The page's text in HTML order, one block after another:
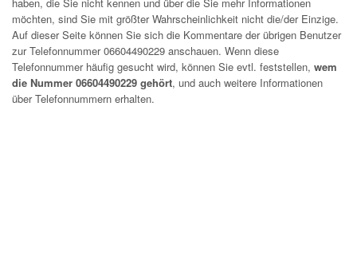
möchten, sind Sie mit größter Wahrscheinlichkeit nicht die/der Einzige.
Auf dieser Seite können Sie sich die Kommentare der übrigen Benutzer
zur Telefonnummer06604490229 anschauen. Wenn diese
Telefonnummer häufig gesucht wird, können Sie evtl. feststellen, wem
die Nummer 06604490229 gehört, und auch weitere Informationen
über Telefonnummern erhalten.